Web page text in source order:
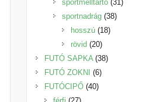
sportmelltartó 31
sportnadrág 3838
hosszú 1818
rövid 2020
termék
FUTÓ SAPKA 3838
FUTÓ ZOKNI 66
FUTÓCIPŐ 4040
27